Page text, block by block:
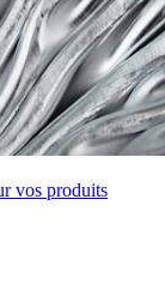
vos produits